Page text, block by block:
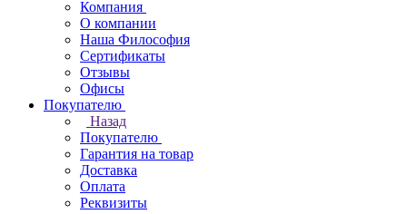
Компания
О компании
Наша Философия
Сертификаты
Отзывы
Офисы
Покупателю
Назад
Покупателю
Гарантия на товар
Доставка
Оплата
Реквизиты